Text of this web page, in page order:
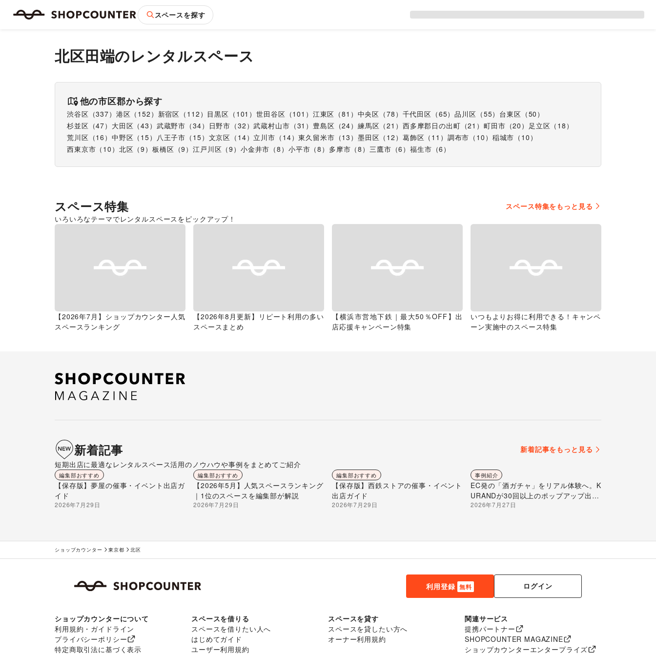
スペースを探す
北区田端のレンタルスペース
他の市区郡から探す
渋谷区 （337） 港区 （ 152 ） 新宿区 （ 112 ） 目黒区 （ 101 ）世田谷区 （101 ） 江東区 （81 ） 中央区 （78 ） 千代田区 （65）品川区 （55） 台東区 （50 ）
杉並区 （47） 大田区 （43 ） 武蔵野市 （34） 日野市 （32 ）武蔵村山市 （31 ） 豊島区 （24） 練馬区 （21 ） 西多摩郡日の出町 （21 ） 町田市 （20 ） 足立区 （ 18 ）
荒川区 （16 ） 中野区 （ 15） 八王子市 （ 15） 文京区 （ 14） 立川市 （ 14）東久留米市 （13 ） 墨田区 （ 12 ） 葛飾区 （ 11 ） 調布市 （ 10 ） 稲城市 （ 10 ）
西東京市 （ 10 ） 北区 （9 ） 板橋区 （9 ）江戸川区 （9 ） 小金井市 （8 ） 小平市 （8 ） 多摩市 （8 ） 三鷹市 （6 ）福生市 （6 ）
スペース特集
スペース特集をもっと見る
いろいろなテーマでレンタルスペースをピックアップ！
【2026年7月】ショップカウンター人気
スペースランキング
【2026年8月更新】リピート利用の多い
スペースまとめ
【横浜市営地下鉄｜最大50％OFF】出
店応援キャンペーン特集
いつもよりお得に利用できる！キャンペ
ーン実施中のスペース特集
新着記事
新着記事をもっと見る
短期出店に最適なレンタルスペース活用のノウハウや事例をまとめてご紹介
編集部おすすめ
【保存版】夢屋の催事・イベント出店ガ
イド
2026年7月29日
編集部おすすめ
【2026年5月】人気スペースランキング
｜1位のスペースを編集部が解説
2026年7月29日
編集部おすすめ
【保存版】西鉄ストアの催事・イベント
出店ガイド
2026年7月29日
事例紹介
EC発の「酒ガチャ」をリアル体験へ。K
URANDが30回以上のポップアップ出店
で届ける“新しいお酒との出会い”
2026年7月27日
ショップカウンター 東京都 北区
利用登録 無料 ログイン
ショップカウンターについて
利用規約・ガイドライン
プライバシーポリシー
特定商取引法に基づく表示
スペースを借りる
スペースを借りたい人へ
はじめてガイド
ユーザー利用規約
スペースを貸す
スペースを貸したい方へ
オーナー利用規約
関連サービス
提携パートナー
SHOPCOUNTER MAGAZINE
ショップカウンターエンタープライズ